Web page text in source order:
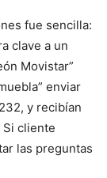
fue sencilla:
clave a un
Movistar”
enviar
y recibían
Si cliente
las preguntas